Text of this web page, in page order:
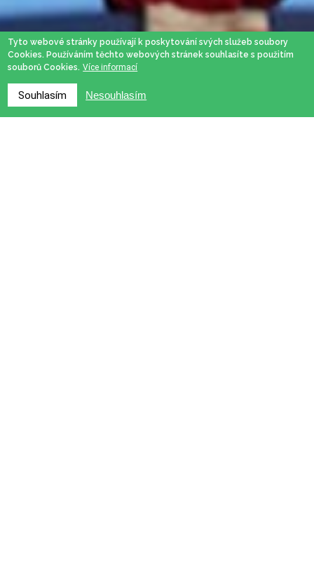
Tyto webové stránky používají k poskytování svých služeb soubory
Cookies. Používáním těchto webových stránek souhlasíte s použitím
souborů Cookies. Více informací
Souhlasím Nesouhlasím